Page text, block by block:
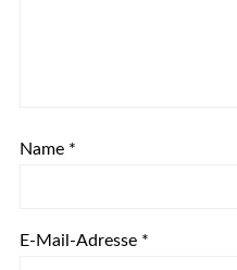
Name *
E-Mail-Adresse *